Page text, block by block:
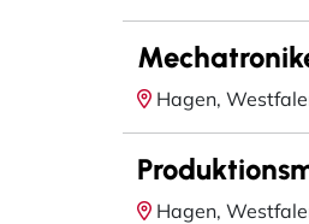
Hagen,
Hagen,